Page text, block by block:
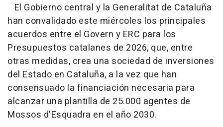
El Gobierno central y la Generalitat de Cataluña
han convalidado este miércoles los principales
acuerdos entre el Govern y ERC para los
Presupuestos catalanes de 2026, que, entre
otras medidas, crea una sociedad de inversiones
del Estado en Cataluña, a la vez que han
consensuado la financiación necesaria para
alcanzar una plantilla de 25.000 agentes de
Mossos d'Esquadra en el año 2030.